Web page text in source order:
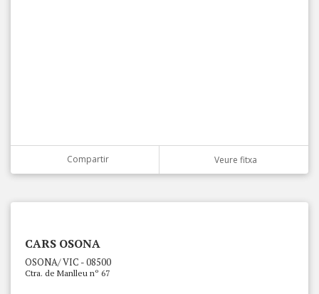
Compartir Veure fitxa
CARS OSONA
OSONA/ VIC - 08500
Ctra. de Manlleu nº 67